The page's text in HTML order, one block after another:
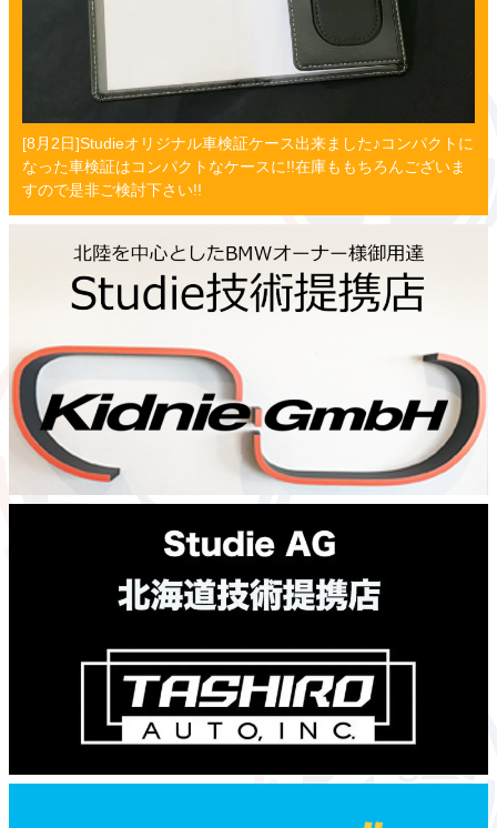
[8月2日]Studieオリジナル車検証ケース出来ました♪コンパクトに
なった車検証はコンパクトなケースに!!在庫ももちろんございま
すので是非ご検討下さい!!